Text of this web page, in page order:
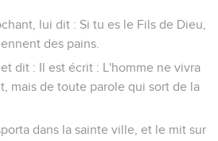
lui dit : Si tu es le Fils de Dieu,
des pains.
dit : Il est écrit : L'homme ne vivra
mais de toute parole qui sort de la
dans la sainte ville, et le mit sur